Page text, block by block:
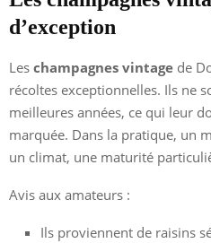
d’exception
Les champagnes vintage de
récoltes exceptionnelles. Ils ne
meilleures années, ce qui leur
marquée. Dans la pratique, un
un climat, une maturité
Avis aux amateurs :
Ils proviennent de raisins